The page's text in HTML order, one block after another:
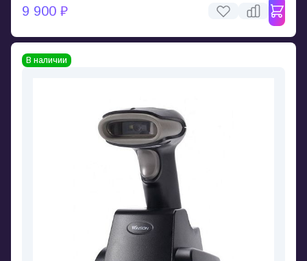
9 900 ₽
В наличии